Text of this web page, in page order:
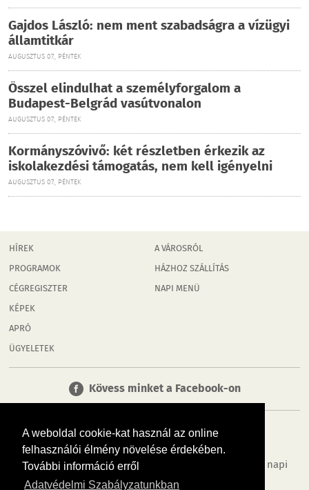
A weboldal cookie-kat használ az online
felhasználói élmény növelése érdekében.
További információ erről
Adatvédelmi Szabályzatunkban
Gajdos László: nem ment szabadságra a vízügyi
államtitkár
AUGUSZTUS 07., PÉNTEK
Ősszel elindulhat a személyforgalom a
Budapest-Belgrád vasútvonalon
AUGUSZTUS 07., PÉNTEK
Kormányszóvivő: két részletben érkezik az
iskolakezdési támogatás, nem kell igényelni
AUGUSZTUS 07., PÉNTEK
HÍREK
PROGRAMOK
CÉGREGISZTER
KÉPEK
APRÓ
ÜGYELETEK
A VÁROSRÓL
HÁZHOZ SZÁLLÍTÁS
NAPI MENÜ
Kövess minket a Facebook-on
Tudj meg többet városodról! Hírek, programok, képek, napi
menü, cégek…. és minden, ami Rábaköz